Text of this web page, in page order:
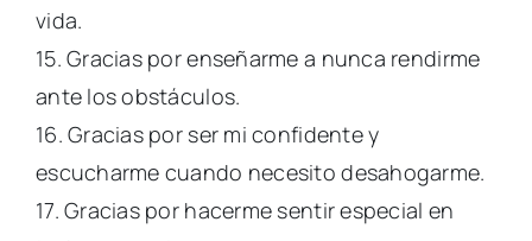
vida.
15. Gracias por enseñarme a nunca rendirme
ante los obstáculos.
16. Gracias por ser mi confidente y
escucharme cuando necesito desahogarme.
17. Gracias por hacerme sentir especial en